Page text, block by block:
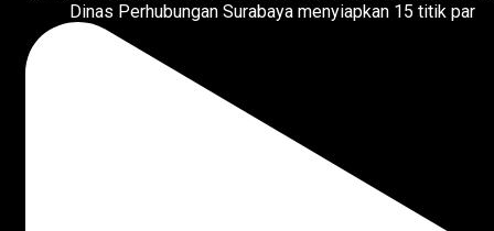
Dinas Perhubungan Surabaya menyiapkan 15 titik par